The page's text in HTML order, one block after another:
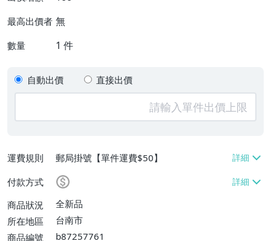
最高出價者 無
數量 1 件
自動出價 直接出價
運費規則
郵局掛號【單件運費$50】
付款方式
商品狀況
全新品
所在地區
台南市
商品編號
b87257761